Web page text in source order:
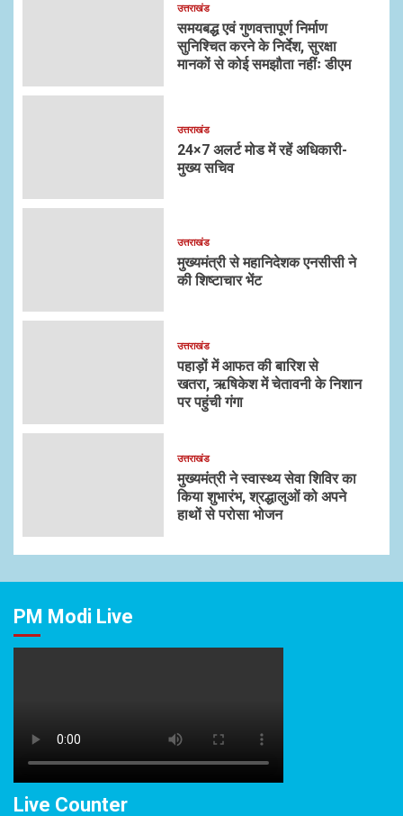
उत्तराखंड
समयबद्ध एवं गुणवत्तापूर्ण निर्माण
सुनिश्चित करने के निर्देश, सुरक्षा
मानकों से कोई समझौता नहींः डीएम
उत्तराखंड
24×7 अलर्ट मोड में रहें अधिकारी-
मुख्य सचिव
उत्तराखंड
मुख्यमंत्री से महानिदेशक एनसीसी ने
की शिष्टाचार भेंट
उत्तराखंड
पहाड़ों में आफत की बारिश से
खतरा, ऋषिकेश में चेतावनी के निशान
पर पहुंची गंगा
उत्तराखंड
मुख्यमंत्री ने स्वास्थ्य सेवा शिविर का
किया शुभारंभ, श्रद्धालुओं को अपने
हाथों से परोसा भोजन
PM Modi Live
Live Counter